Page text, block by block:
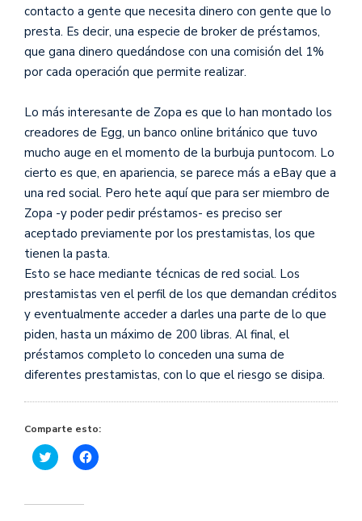
contacto a gente que necesita dinero con gente que lo
presta. Es decir, una especie de broker de préstamos,
que gana dinero quedándose con una comisión del 1%
por cada operación que permite realizar.
Lo más interesante de Zopa es que lo han montado los
creadores de Egg, un banco online británico que tuvo
mucho auge en el momento de la burbuja puntocom. Lo
cierto es que, en apariencia, se parece más a eBay que a
una red social. Pero hete aquí que para ser miembro de
Zopa -y poder pedir préstamos- es preciso ser
aceptado previamente por los prestamistas, los que
tienen la pasta.
Esto se hace mediante técnicas de red social. Los
prestamistas ven el perfil de los que demandan créditos
y eventualmente acceder a darles una parte de lo que
piden, hasta un máximo de 200 libras. Al final, el
préstamos completo lo conceden una suma de
diferentes prestamistas, con lo que el riesgo se disipa.
Comparte esto:
Haz
clic
Twitter
Haz
clic